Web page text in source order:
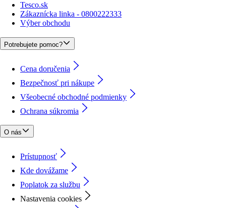
Tesco.sk
Zákaznícka linka - 0800222333
Výber obchodu
Potrebujete pomoc?
Cena doručenia
Bezpečnosť pri nákupe
Všeobecné obchodné podmienky
Ochrana súkromia
O nás
Prístupnosť
Kde dovážame
Poplatok za službu
Nastavenia cookies